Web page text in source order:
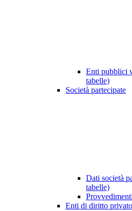
Enti pubblici
tabelle)
Società partecipate
Dati società
tabelle)
Provvedimenti
Enti di diritto